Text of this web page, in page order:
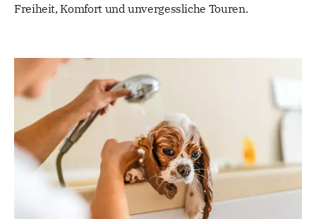
Freiheit, Komfort und unvergessliche Touren.